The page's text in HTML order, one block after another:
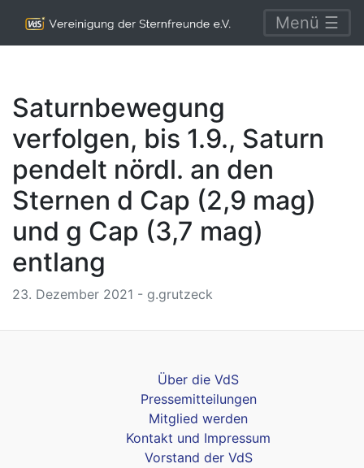
Menü ☰
Saturnbewegung
verfolgen, bis 1.9., Saturn
pendelt nördl. an den
Sternen d Cap (2,9 mag)
und g Cap (3,7 mag)
entlang
23. Dezember 2021 - g.grutzeck
Über die VdS
Pressemitteilungen
Mitglied werden
Kontakt und Impressum
Vorstand der VdS